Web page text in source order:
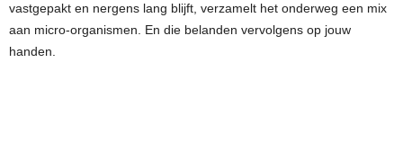
vastgepakt en nergens lang blijft, verzamelt het onderweg een mix
aan micro-organismen. En die belanden vervolgens op jouw
handen.